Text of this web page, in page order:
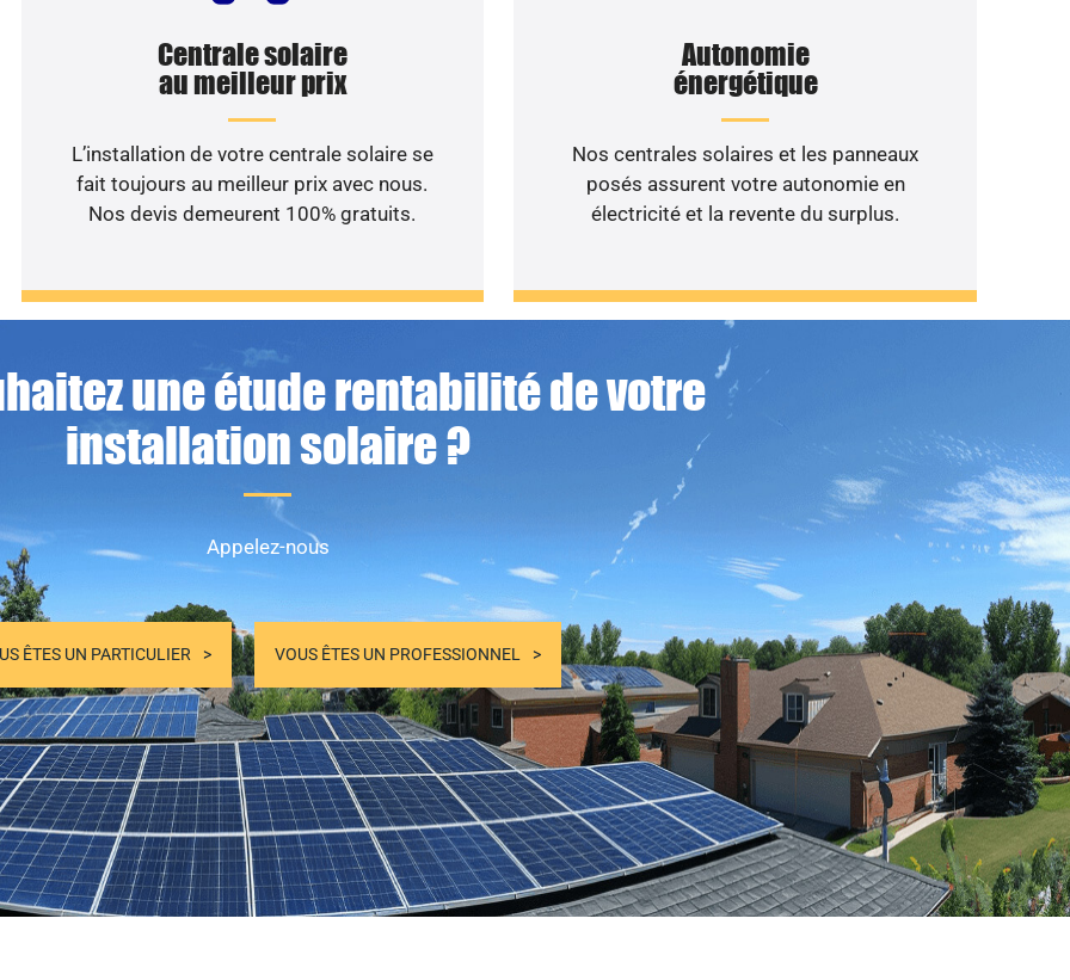
Centrale solaire
au meilleur prix
L’installation de votre centrale solaire se
fait toujours au meilleur prix avec nous.
Nos devis demeurent 100% gratuits.
Autonomie
énergétique
Nos centrales solaires et les panneaux
posés assurent votre autonomie en
électricité et la revente du surplus.
une étude rentabilité de votre
installation solaire ?
Appelez-nous
ÊTES UN PARTICULIER VOUS ÊTES UN PROFESSIONNEL